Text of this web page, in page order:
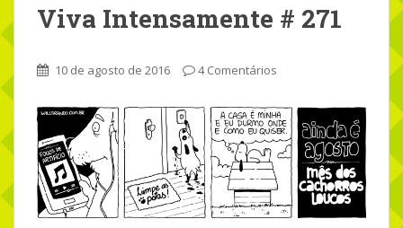
Viva Intensamente # 271
10 de agosto de 2016 4 Comentários